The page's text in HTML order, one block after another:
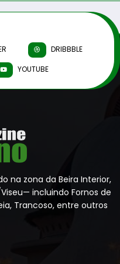
DRIBBBLE
YOUTUBE
na zona da Beira Interior,
incluindo Fornos de
Trancoso, entre outros